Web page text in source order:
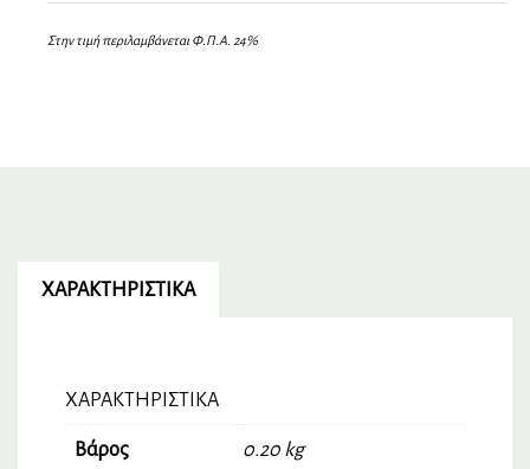
Στην τιμή περιλαμβάνεται Φ.Π.Α. 24%
ΧΑΡΑΚΤΗΡΙΣΤΙΚΆ
ΧΑΡΑΚΤΗΡΙΣΤΙΚΆ
Βάρος 0.20 kg